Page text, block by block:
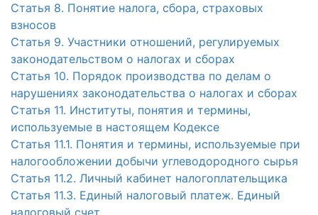
Статья 8. Понятие налога, сбора, страховых
взносов
Статья 9. Участники отношений, регулируемых
законодательством о налогах и сборах
Статья 10. Порядок производства по делам о
нарушениях законодательства о налогах и сборах
Статья 11. Институты, понятия и термины,
используемые в настоящем Кодексе
Статья 11.1. Понятия и термины, используемые при
налогообложении добычи углеводородного сырья
Статья 11.2. Личный кабинет налогоплательщика
Статья 11.3. Единый налоговый платеж. Единый
налоговый счет